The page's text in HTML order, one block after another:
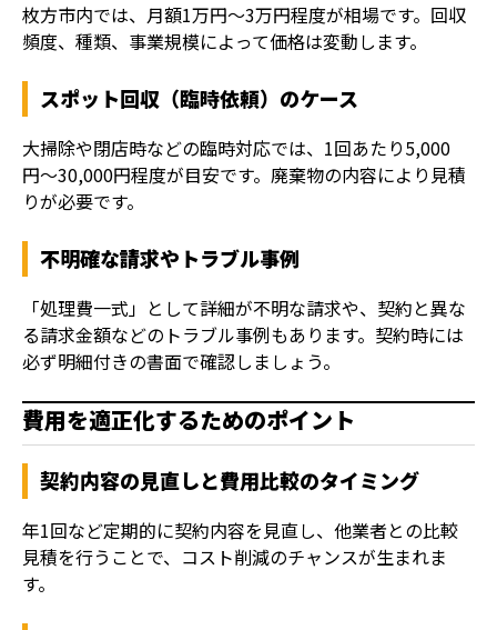
枚方市内では、月額1万円〜3万円程度が相場です。回収
頻度、種類、事業規模によって価格は変動します。
スポット回収（臨時依頼）のケース
大掃除や閉店時などの臨時対応では、1回あたり5,000
円〜30,000円程度が目安です。廃棄物の内容により見積
りが必要です。
不明確な請求やトラブル事例
「処理費一式」として詳細が不明な請求や、契約と異な
る請求金額などのトラブル事例もあります。契約時には
必ず明細付きの書面で確認しましょう。
費用を適正化するためのポイント
契約内容の見直しと費用比較のタイミング
年1回など定期的に契約内容を見直し、他業者との比較
見積を行うことで、コスト削減のチャンスが生まれま
す。